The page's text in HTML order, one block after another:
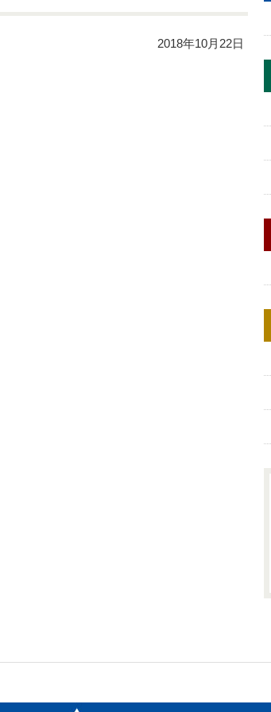
2018年10月22日